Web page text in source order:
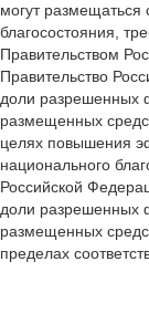
могут размещаться
благосостояния,
Правительством
Правительство
доли разрешенных
размещенных
целях повышения
национального
Российской
доли разрешенных
размещенных
пределах